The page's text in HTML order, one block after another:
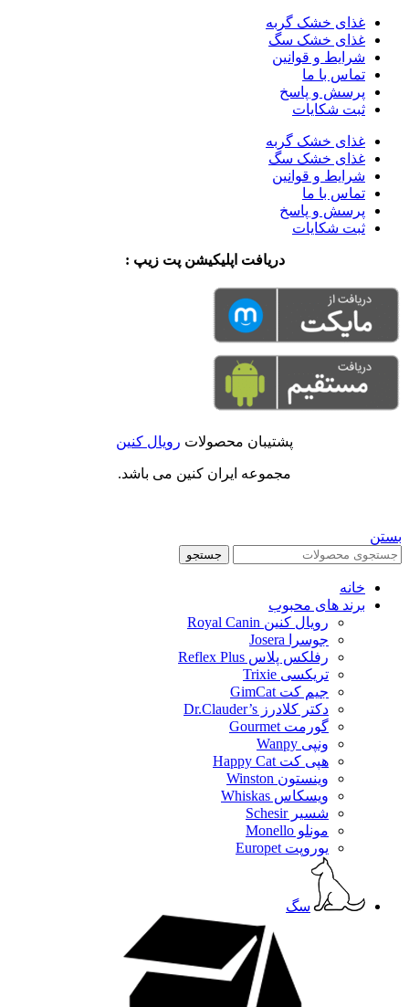
غذای خشک گربه
غذای خشک سگ
شرایط و قوانین
تماس با ما
پرسش و پاسخ
ثبت شکایات
غذای خشک گربه
غذای خشک سگ
شرایط و قوانین
تماس با ما
پرسش و پاسخ
ثبت شکایات
دریافت اپلیکیشن پت زیپ :
پشتیبان محصولات رویال کنین
مجموعه ایران کنین می باشد.
بستن
جستجو
خانه
برند های محبوب
رویال کنین Royal Canin
جوسرا Josera
رفلکس پلاس Reflex Plus
تریکسی Trixie
جیم کت GimCat
دکتر کلادرز Dr.Clauder’s
گورمت Gourmet
ونپی Wanpy
هپی کت Happy Cat
وینستون Winston
ویسکاس Whiskas
شسیر Schesir
مونلو Monello
یوروپت Europet
سگ